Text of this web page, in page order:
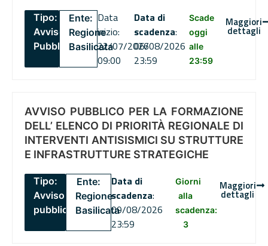
Tipo:
Avviso
Pubblico
Ente:
Regione
Basilicata
Data
inizio:
22/07/2026
09:00
Data di
scadenza:
06/08/2026
23:59
Scade
oggi
alle
23:59
Maggiori
dettagli
AVVISO PUBBLICO PER LA FORMAZIONE
DELL’ ELENCO DI PRIORITÀ REGIONALE DI
INTERVENTI ANTISISMICI SU STRUTTURE
E INFRASTRUTTURE STRATEGICHE
Tipo:
Avviso
pubblico
Ente:
Regione
Basilicata
Data di
scadenza:
09/08/2026
23:59
Giorni
alla
scadenza:
3
Maggiori
dettagli